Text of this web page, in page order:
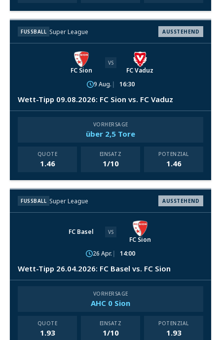
FUSSBALL Super League AUSSTEHEND
FC Sion
VS
FC Vaduz
9 Aug.
16:30
Wett-Tipp 09.08.2026: FC Sion vs. FC Vaduz
VORHERSAGE
über 2,5 Tore
QUOTE
1.46
EINSATZ
1/10
POTENZIAL
1.46
FUSSBALL Super League AUSSTEHEND
FC Basel VS
FC Sion
26 Apr.
14:00
Wett-Tipp 26.04.2026: FC Basel vs. FC Sion
VORHERSAGE
AHC 0 Sion
QUOTE
1.93
EINSATZ
1/10
POTENZIAL
1.93